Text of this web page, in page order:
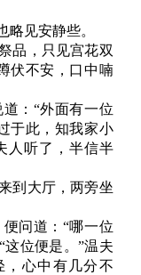
见安静些。
品，只见宫花双
伏不安，口中喃
：“外面有一位
于此，知我家小
人听了，半信半
到大厅，两旁坐
问道：“哪一位
这位便是。”温夫
，心中有几分不